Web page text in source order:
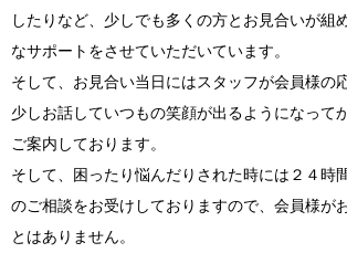
したりなど、少しでも多くの方とお見合いが組
なサポートをさせていただいています。
そして、お見合い当日にはスタッフが会員様の
少しお話していつもの笑顔が出るようになって
ご案内しております。
そして、困ったり悩んだりされた時には２４時
のご相談をお受けしておりますので、会員様が
とはありません。